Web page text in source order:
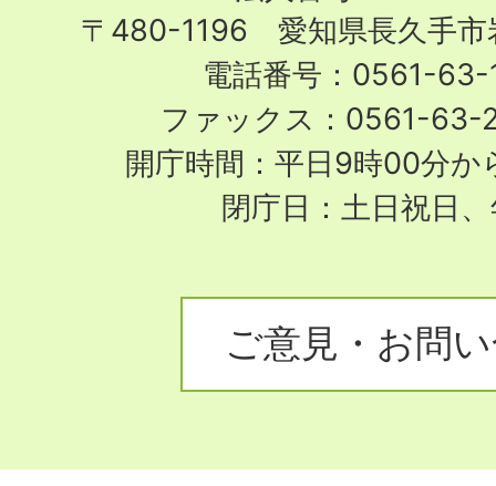
〒480-1196 愛知県長久手市
電話番号：0561-63-
ファックス：0561-63-
開庁時間：平日9時00分
閉庁日：土日祝日
ご意見・お問